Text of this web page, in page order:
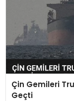
Çin Gemileri
Geçti